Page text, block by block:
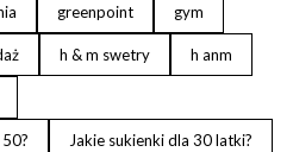
greenpoint gym
h & m swetry h anm
Jakie sukienki dla 30 latki?